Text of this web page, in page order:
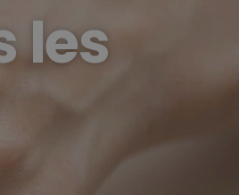
les